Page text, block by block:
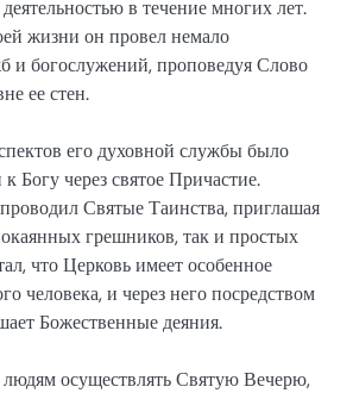
в течение многих лет.
жизни он провел немало
и богослужений, проповедуя Слово
ее стен.
его духовной службы было
Богу через святое Причастие.
Святые Таинства, приглашая
грешников, так и простых
что Церковь имеет особенное
человека, и через него посредством
Божественные деяния.
людям осуществлять Святую Вечерю,